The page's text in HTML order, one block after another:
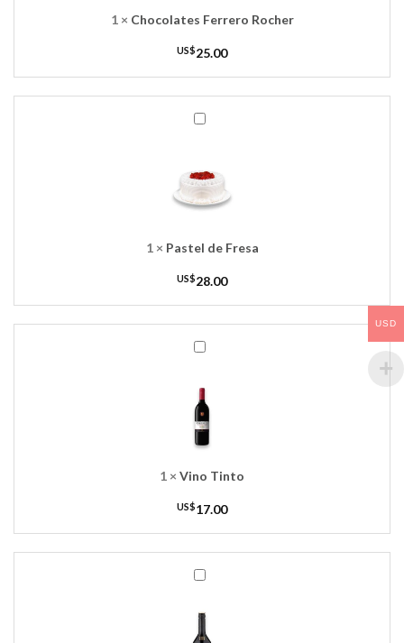
1× Chocolates Ferrero Rocher
US$25.00
1× Pastel de Fresa
US$28.00
1 × Vino Tinto
US$17.00
USD